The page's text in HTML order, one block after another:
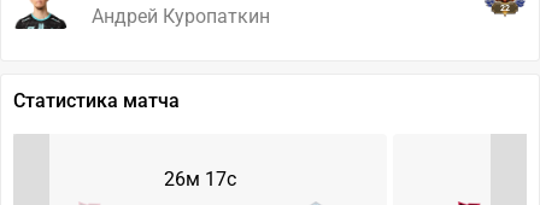
Андрей Куропаткин
22
Статистика матча
26м 17с